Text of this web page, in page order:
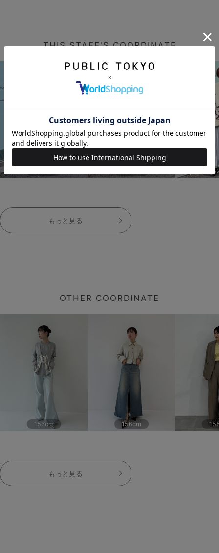
THIS STAFF'S COORDINATE
もっと見る
OTHER COORDINATE
156cm 156cm
もっと見る